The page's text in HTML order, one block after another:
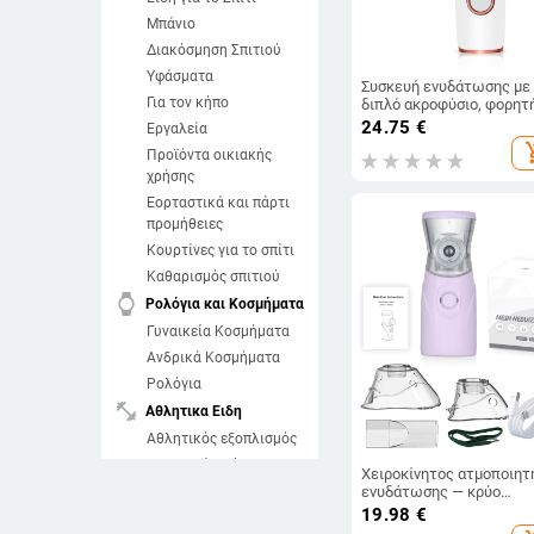
Μπάνιο
Διακόσμηση Σπιτιού
Υφάσματα
Για τον κήπο
Εργαλεία
Προϊόντα οικιακής
χρήσης
Εορταστικά και πάρτι
προμήθειες
Κουρτίνες για το σπίτι
Καθαρισμός σπιτιού
watch
Ρολόγια και Κοσμήματα
Γυναικεία Κοσμήματα
Ανδρικά Κοσμήματα
Ρολόγια
fitness_center Αθλητικα Ειδη
Αθλητικός εξοπλισμός
Αθλητικά Ρούχα
Συσκευή ενυδάτωσης με
διπλό ακροφύσιο,
USB-φορτιζόμενη
περιποίησης προσώπου,
υγραντήρας με κρύο
ψέκασμα, μπαταρία
λειτουργίας
24.75 €
Χειροκίνητος
ενυδάτωσης — κρύο
ψέκασμα, ενσωματωμένη
μπαταρία, με 2
19.98 €